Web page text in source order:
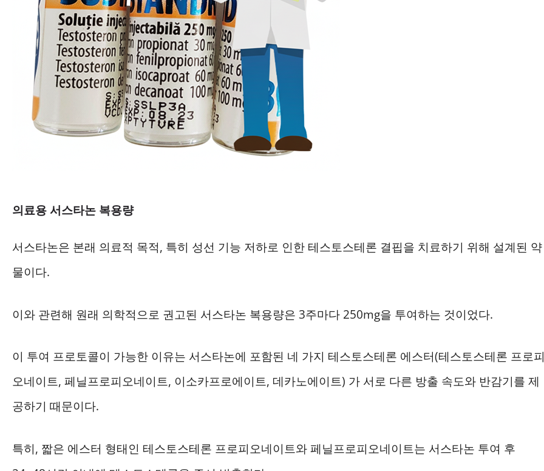
의료용 서스타논 복용량
서스타논은 본래 의료적 목적, 특히 성선 기능 저하로 인한 테스토스테론 결핍을 치료하기 위해 설계된 약
물이다.
이와 관련해 원래 의학적으로 권고된 서스타논 복용량은 3주마다 250mg을 투여하는 것이었다.
이 투여 프로토콜이 가능한 이유는 서스타논에 포함된 네 가지 테스토스테론 에스터(테스토스테론 프로피
오네이트, 페닐프로피오네이트, 이소카프로에이트, 데카노에이트) 가 서로 다른 방출 속도와 반감기를 제
공하기 때문이다.
특히, 짧은 에스터 형태인 테스토스테론 프로피오네이트와 페닐프로피오네이트는 서스타논 투여 후